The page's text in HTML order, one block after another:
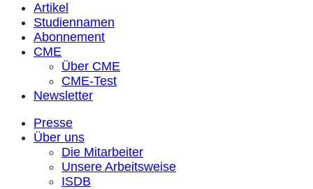
Artikel
Studiennamen
Abonnement
CME
Über CME
CME-Test
Newsletter
Presse
Über uns
Die Mitarbeiter
Unsere Arbeitsweise
ISDB